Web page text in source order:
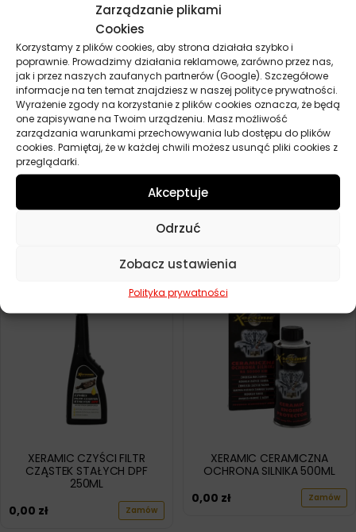
Zarządzanie plikami
Cookies
Korzystamy z plików cookies, aby strona działała szybko i
poprawnie. Prowadzimy działania reklamowe, zarówno przez nas,
jak i przez naszych zaufanych partnerów (Google). Szczegółowe
informacje na ten temat znajdziesz w naszej polityce prywatności.
Wyrażenie zgody na korzystanie z plików cookies oznacza, że będą
one zapisywane na Twoim urządzeniu. Masz możliwość
zarządzania warunkami przechowywania lub dostępu do plików
cookies. Pamiętaj, że w każdej chwili możesz usunąć pliki cookies z
przeglądarki.
Akceptuje
Odrzuć
Zobacz ustawienia
Polityka prywatności
WTRYSKIWACZE BENZYNY
XERAMIC DO CZYSZCZENIA I
REGENERACJI DPF 500ML
0,00
XERAMIC CZYŚCI FILTR
CZĄSTEK STAŁYCH DPF
250ML
0,00 zł Zamów
XERAMIC CERAMICZNA
OCHRONA SILNIKA 500ML
0,00 zł Zamów